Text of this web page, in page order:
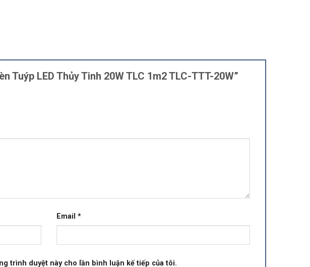
Tuýp LED Thủy Tinh 20W TLC 1m2 TLC-TTT-20W”
Email *
trình duyệt này cho lần bình luận kế tiếp của tôi.